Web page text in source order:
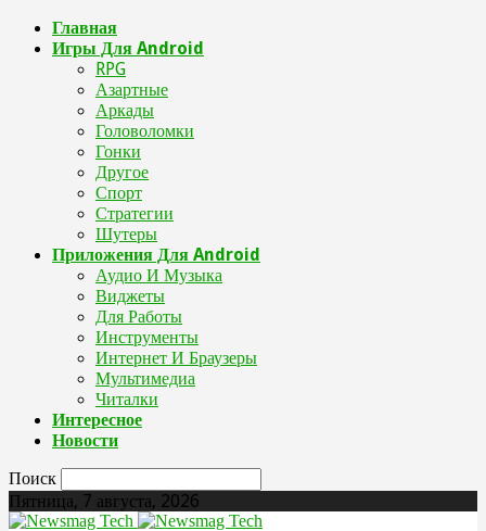
Главная
Игры Для Android
RPG
Азартные
Аркады
Головоломки
Гонки
Другое
Спорт
Стратегии
Шутеры
Приложения Для Android
Аудио И Музыка
Виджеты
Для Работы
Инструменты
Интернет И Браузеры
Мультимедиа
Читалки
Интересное
Новости
Поиск
Пятница, 7 августа, 2026